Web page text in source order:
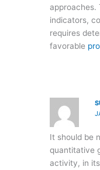
approaches.
indicators,
requires
favorable
It should be
quantitative
activity, in